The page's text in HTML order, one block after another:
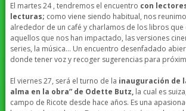
El martes 24 , tendremos el encuentro con
lecturas; como viene siendo habitual, nos
alrededor de un café y charlamos de los libros que
aquellos que nos han impactado, las versiones
series, la música… Un encuentro desenfadado
donde tener voz y recoger sugerencias para
El viernes 27, será el turno de la inauguración de
alma en la obra” de Odette Butz, la cual es
campo de Ricote desde hace años. Es una